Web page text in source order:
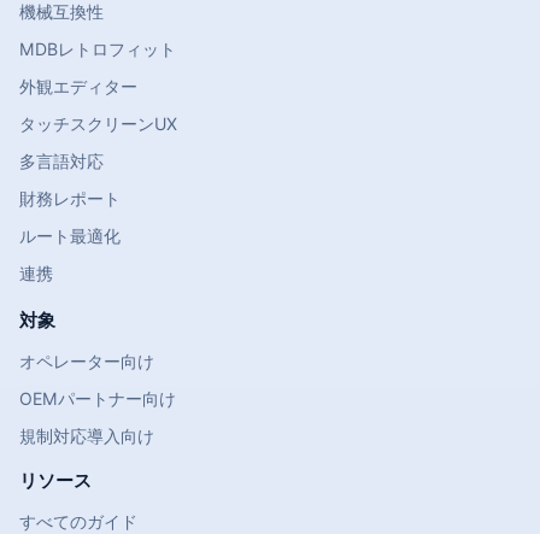
機械互換性
MDBレトロフィット
外観エディター
タッチスクリーンUX
多言語対応
財務レポート
ルート最適化
連携
対象
オペレーター向け
OEMパートナー向け
規制対応導入向け
リソース
すべてのガイド